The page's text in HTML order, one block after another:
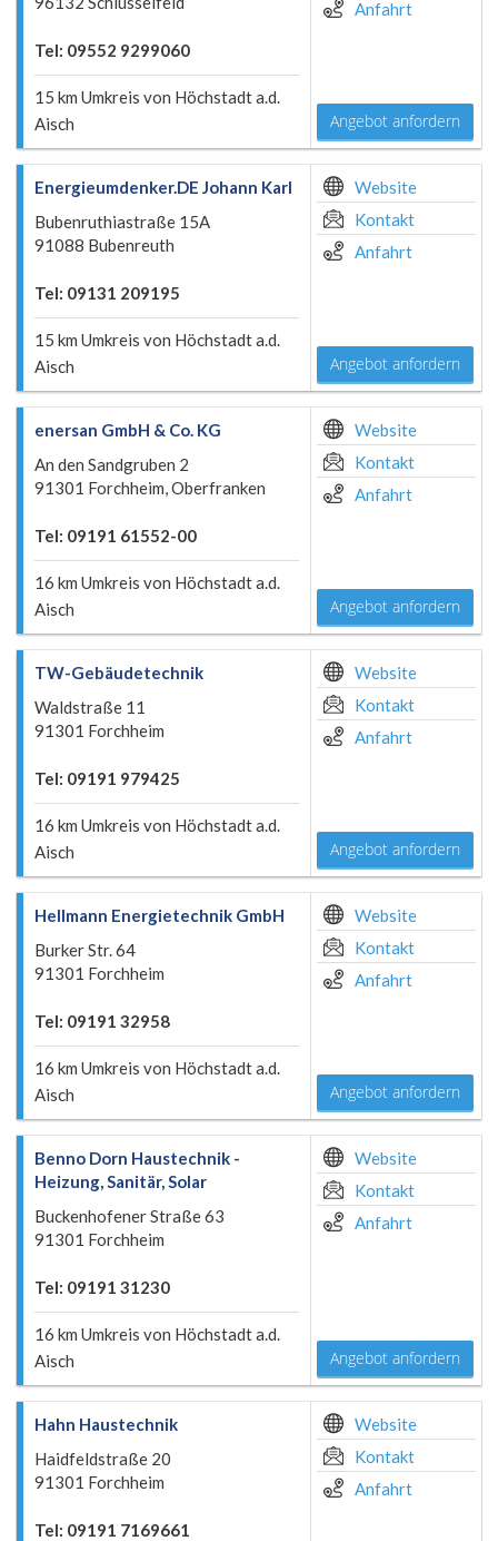
Tel: 09552 9299060
15 km Umkreis von Höchstadt a.d.
Aisch
Anfahrt
Angebot anfordern
Energieumdenker.DE Johann Karl
Bubenruthiastraße 15A
91088 Bubenreuth
Tel: 09131 209195
15 km Umkreis von Höchstadt a.d.
Aisch
Website
Kontakt
Anfahrt
Angebot anfordern
enersan GmbH & Co. KG
An den Sandgruben 2
91301 Forchheim, Oberfranken
Tel: 09191 61552-00
16 km Umkreis von Höchstadt a.d.
Aisch
Website
Kontakt
Anfahrt
Angebot anfordern
TW-Gebäudetechnik
Waldstraße 11
91301 Forchheim
Tel: 09191 979425
16 km Umkreis von Höchstadt a.d.
Aisch
Website
Kontakt
Anfahrt
Angebot anfordern
Hellmann Energietechnik GmbH
Burker Str. 64
91301 Forchheim
Tel: 09191 32958
16 km Umkreis von Höchstadt a.d.
Aisch
Website
Kontakt
Anfahrt
Angebot anfordern
Benno Dorn Haustechnik -
Heizung, Sanitär, Solar
Buckenhofener Straße 63
91301 Forchheim
Tel: 09191 31230
16 km Umkreis von Höchstadt a.d.
Aisch
Website
Kontakt
Anfahrt
Angebot anfordern
Hahn Haustechnik
Haidfeldstraße 20
91301 Forchheim
Tel: 09191 7169661
Website
Kontakt
Anfahrt